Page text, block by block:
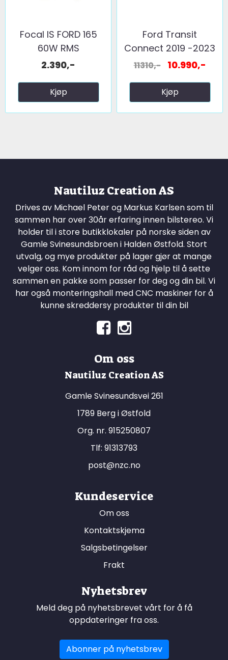
Focal IS FORD 165
60W RMS
2.390,-
Kjøp
Ford Transit
Connect 2019 -2023
11310,- 10.990,-
Kjøp
Nautiluz Creation AS
Drives av Michael Peter og Markus Karlsen som til
sammen har over 30år erfaring innen bilstereo. Vi
holder til i store butikklokaler på norske siden av
Gamle Svinesundsbroen i Halden Østfold. Stort
utvalg, og mye produkter på lager gjør at mange
velger oss. Kom innom for råd og hjelp til å sette
sammen en pakke som passer for deg og din bil. Vi
har også monteringshall med CNC maskiner for å
kunne skreddersy produkter til din bil
Om oss
Nautiluz Creation AS
Gamle Svinesundsvei 261
1789 Berg i Østfold
Org. nr. 915250807
Tlf: 91313793
post@nzc.no
Kundeservice
Om oss
Kontaktskjema
Salgsbetingelser
Frakt
Nyhetsbrev
Meld deg på nyhetsbrevet vårt for å få
oppdateringer fra oss.
Abonner på nyhetsbrev